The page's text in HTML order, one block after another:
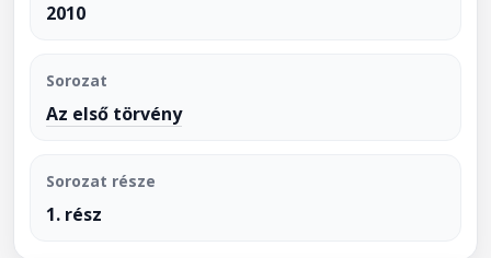
2010
Sorozat
Az első törvény
Sorozat része
1. rész